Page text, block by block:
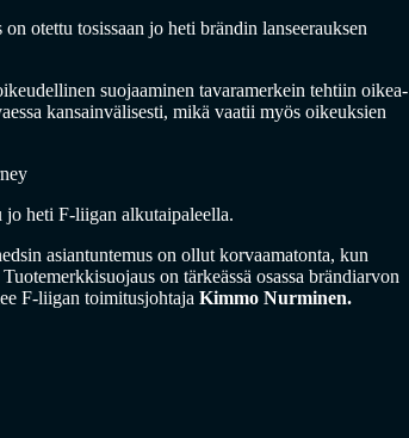
otettu tosissaan jo heti brändin lanseerauksen
suojaaminen tavaramerkein tehtiin oikea-
kansainvälisesti, mikä vaatii myös oikeuksien
jo heti F-liigan alkutaipaleella.
asiantuntemus on ollut korvaamatonta, kun
on tärkeässä osassa brändiarvon
F-liigan toimitusjohtaja Kimmo Nurminen.